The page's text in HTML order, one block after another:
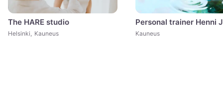
The HARE studio
Helsinki Kauneus
Personal trainer Henni
Kauneus